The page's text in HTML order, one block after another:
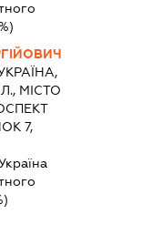
МІСТО
7,